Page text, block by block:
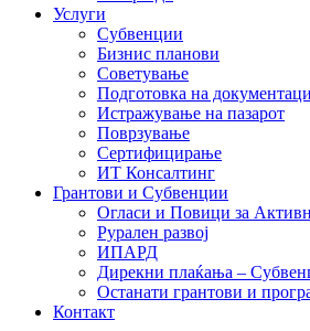
Услуги
Субвенции
Бизнис планови
Советување
Подготовка на
Истражување на пазарот
Поврзување
Сертифицирање
ИТ Консалтинг
Грантови и Субвенции
Огласи и Повици за
Рурален развој
ИПАРД
Дирекни плаќања –
Останати грантови и
Контакт